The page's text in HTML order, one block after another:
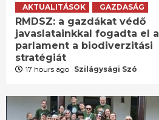
AKTUALITÁSOK GAZDASÁG
RMDSZ: a gazdákat védő
javaslatainkkal fogadta el a
parlament a biodiverzitási
stratégiát
17 hours ago Szilágysági Szó